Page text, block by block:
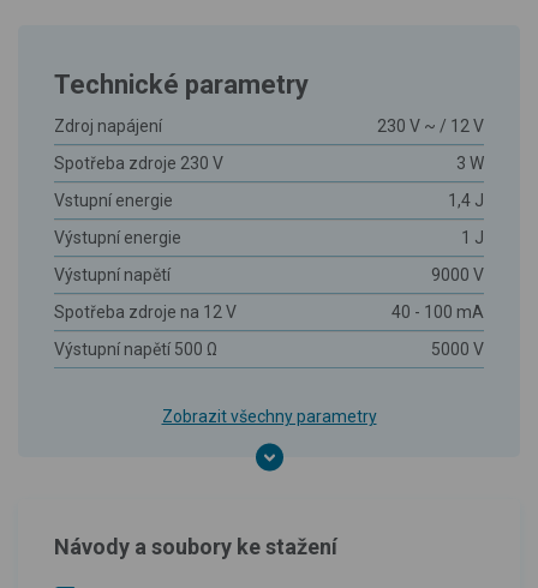
Technické parametry
Zdroj napájení
230 V ~ / 12 V
Spotřeba zdroje 230 V
3 W
Vstupní energie
1,4 J
Výstupní energie
1 J
Výstupní napětí
9000 V
Spotřeba zdroje na 12 V
40 - 100 mA
Výstupní napětí 500 Ω
5000 V
Zobrazit všechny parametry
Návody a soubory ke stažení